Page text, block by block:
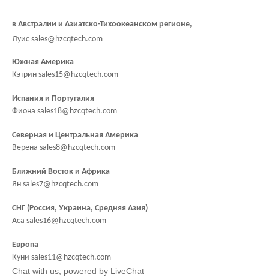
в Австралии и Азиатско-Тихоокеанском регионе,
Луис sales@hzcqtech.com
Южная Америка
Кэтрин sales15@hzcqtech.com
Испания и Португалия
Фиона sales18@hzcqtech.com
Северная и Центральная Америка
Верена sales8@hzcqtech.com
Ближний Восток и Африка
Ян sales7@hzcqtech.com
СНГ (Россия, Украина, Средняя Азия)
Аса sales16@hzcqtech.com
Европа
Куни sales11@hzcqtech.com
Chat with us, powered by LiveChat